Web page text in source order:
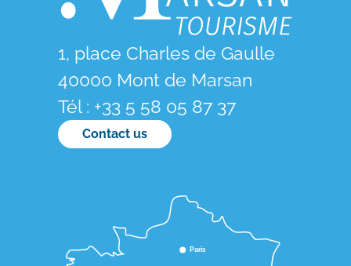
1, place Charles de Gaulle
40000 Mont de Marsan
Tél : +33 5 58 05 87 37
Contact us
Paris